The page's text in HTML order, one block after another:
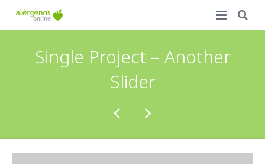
Campus de Formación
Single Project – Another
Slider